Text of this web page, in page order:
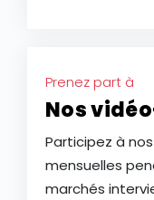
Prenez part à
Nos
Participez à
mensuelles
marchés